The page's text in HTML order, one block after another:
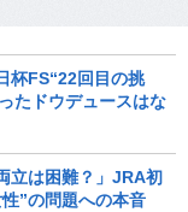
杯FS“22回目の挑
たドウデュースはな
立は困難？」JRA初
”の問題への本音